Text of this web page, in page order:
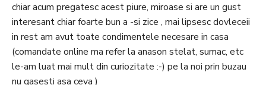
chiar acum pregatesc acest piure, miroase si are un gust
interesant chiar foarte bun a -si zice , mai lipsesc dovleceii
in rest am avut toate condimentele necesare in casa
(comandate online ma refer la anason stelat, sumac, etc
le-am luat mai mult din curiozitate :-) pe la noi prin buzau
nu gasesti asa ceva )